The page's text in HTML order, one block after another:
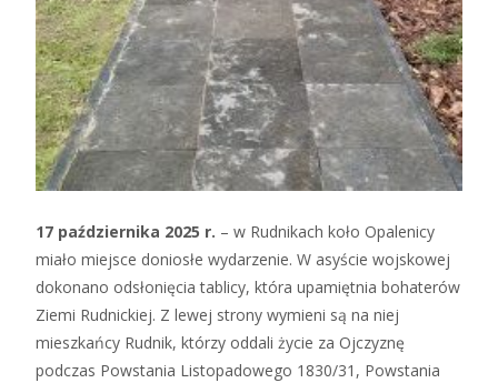
17 października 2025 r. – w Rudnikach koło Opalenicy
miało miejsce doniosłe wydarzenie. W asyście wojskowej
dokonano odsłonięcia tablicy, która upamiętnia bohaterów
Ziemi Rudnickiej. Z lewej strony wymieni są na niej
mieszkańcy Rudnik, którzy oddali życie za Ojczyznę
podczas Powstania Listopadowego 1830/31, Powstania